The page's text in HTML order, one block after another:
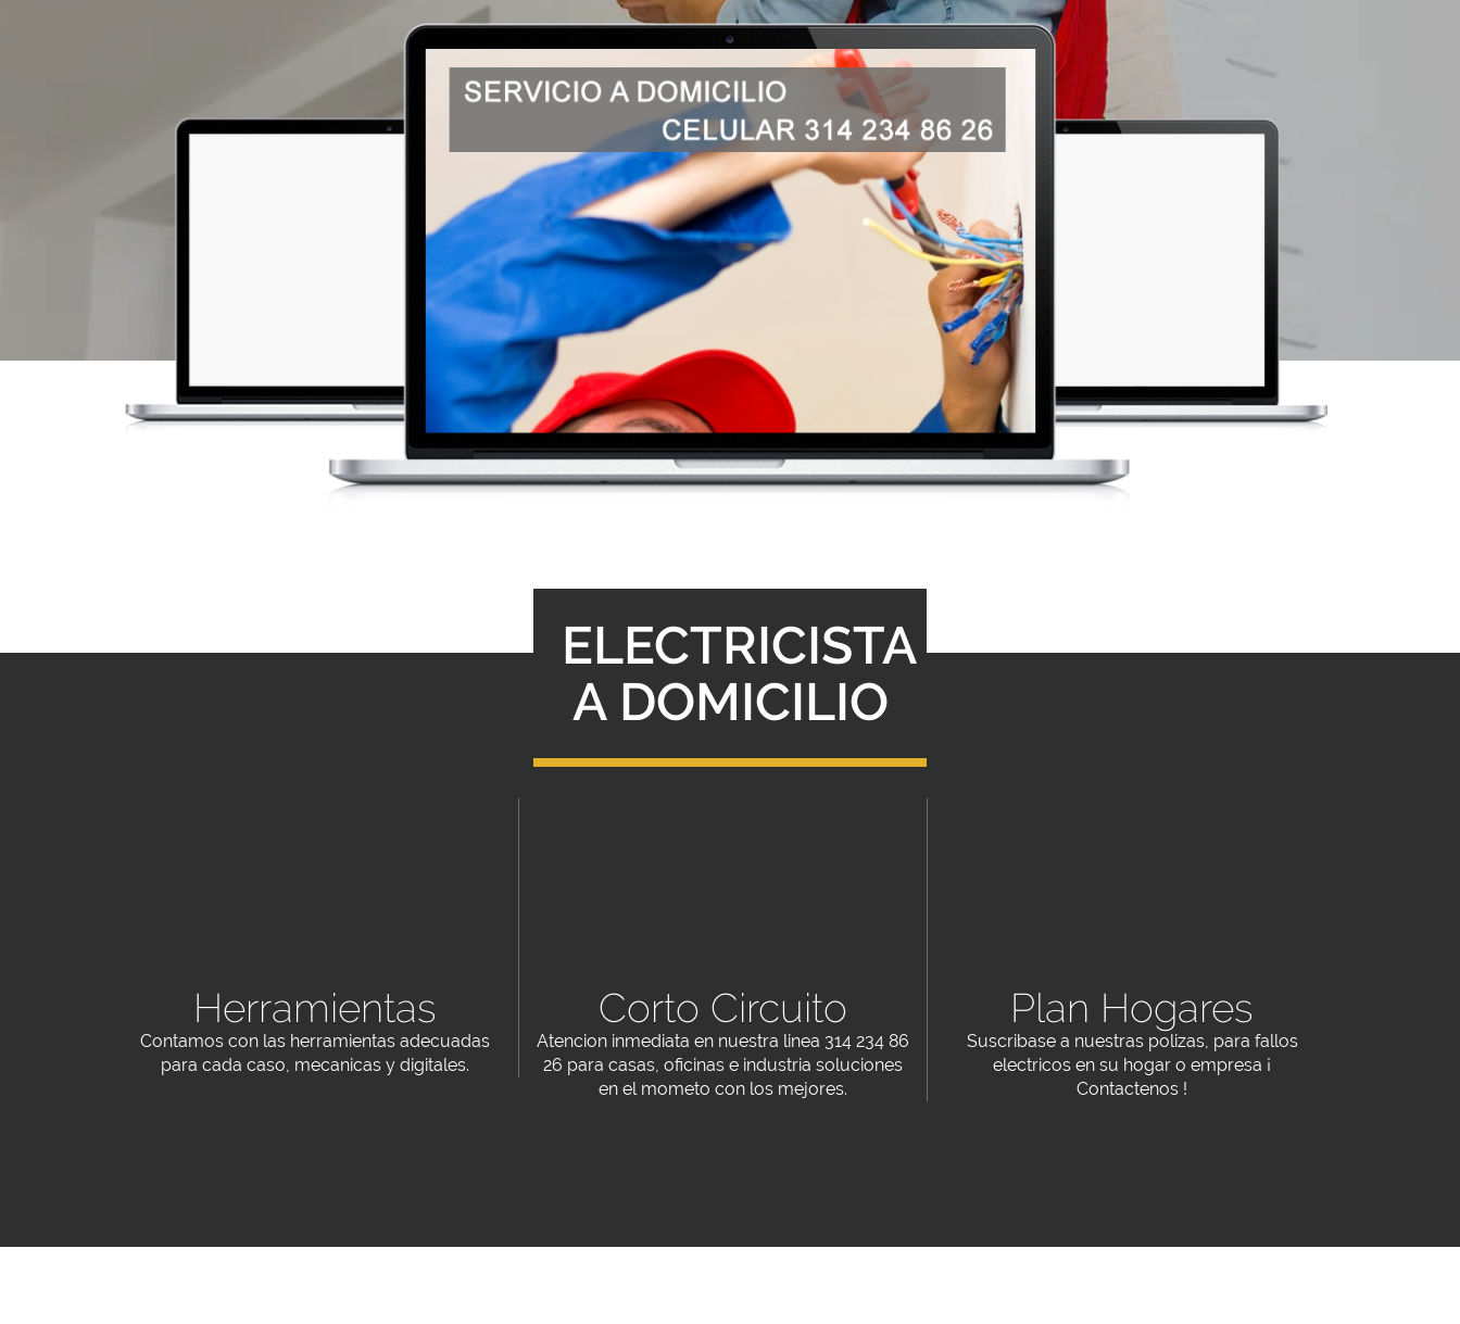
CEL 314 234 86 26
ELECTRICISTA
A DOMICILIO
Herramientas
Contamos con las herramientas adecuadas
para cada caso, mecanicas y digitales.
Corto Circuito
Atencion inmediata en nuestra linea 314 234 86
26 para casas, oficinas e industria soluciones
en el mometo con los mejores.
Plan Hogares
Suscribase a nuestras polizas, para fallos
electricos en su hogar o empresa ¡
Contactenos !